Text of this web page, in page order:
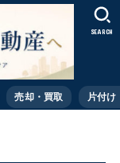
売却・買取 片付け
SEARCH